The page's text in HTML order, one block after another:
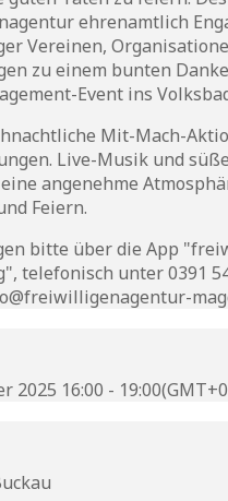
ehrenamtlich
Vereinen,
zu einem bunten
Event ins
Mit-Mach-
Live-Musik und
angenehme
Feiern.
bitte über die App
telefonisch unter 0391
2025 16:00 - 19:00